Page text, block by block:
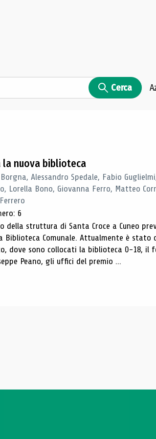
Cerca
la nuova biblioteca
Alessandro Spedale, Fabio
Lorella Bono, Giovanna Ferro, Matteo
6
struttura di Santa Croce a Cuneo
Biblioteca Comunale. Attualmente è stato
dove sono collocati la biblioteca 0-18, il
Peano, gli uffici del premio ...